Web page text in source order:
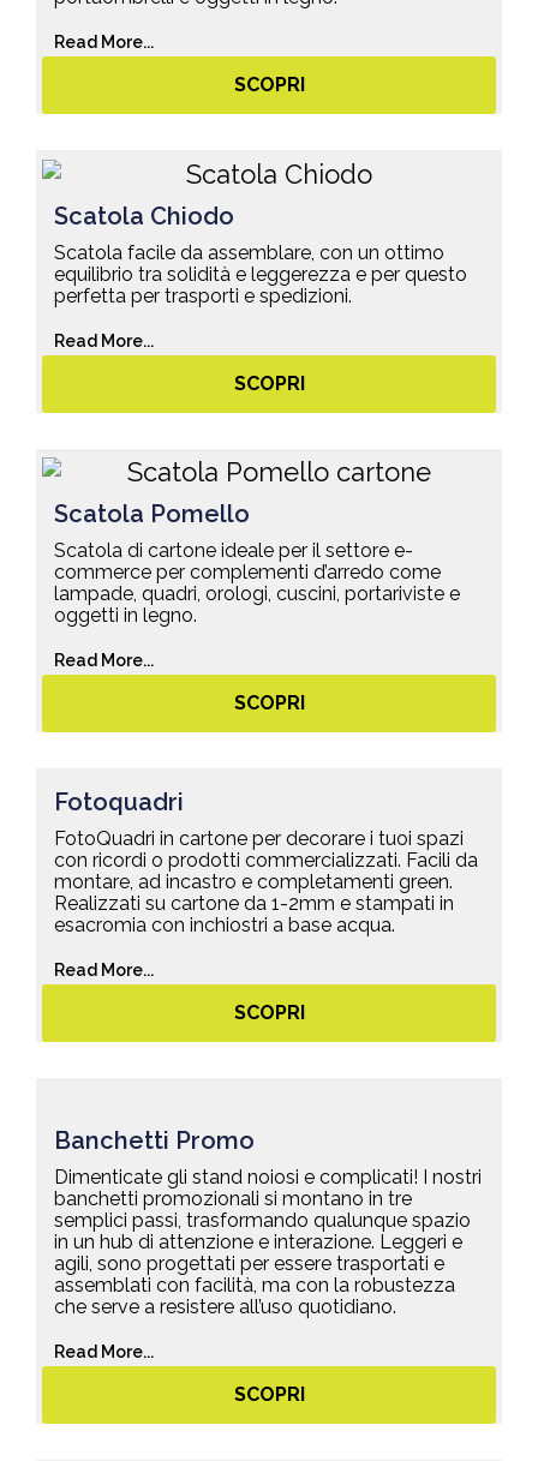
Read More...
SCOPRI
Scatola Chiodo
Scatola facile da assemblare, con un ottimo
equilibrio tra solidità e leggerezza e per questo
perfetta per trasporti e spedizioni.
Read More...
SCOPRI
Scatola Pomello
Scatola di cartone ideale per il settore e-
commerce per complementi d’arredo come
lampade, quadri, orologi, cuscini, portariviste e
oggetti in legno.
Read More...
SCOPRI
Fotoquadri
FotoQuadri in cartone per decorare i tuoi spazi
con ricordi o prodotti commercializzati. Facili da
montare, ad incastro e completamenti green.
Realizzati su cartone da 1-2mm e stampati in
esacromia con inchiostri a base acqua.
Read More...
SCOPRI
Banchetti Promo
Dimenticate gli stand noiosi e complicati! I nostri
banchetti promozionali si montano in tre
semplici passi, trasformando qualunque spazio
in un hub di attenzione e interazione. Leggeri e
agili, sono progettati per essere trasportati e
assemblati con facilità, ma con la robustezza
che serve a resistere all’uso quotidiano.
Read More...
SCOPRI